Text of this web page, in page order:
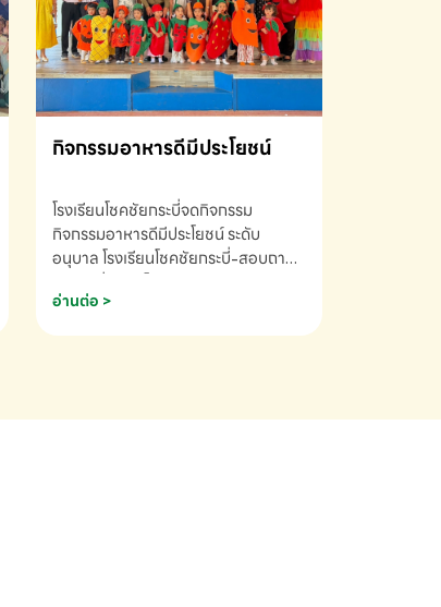
กิจกรรมอาหารดีมีประโยชน์
โรงเรียนโชคชัยกระบี่จดกิจกรรม
กิจกรรมอาหารดีมีประโยชน์ ระดับ
อนุบาล โรงเรียนโชคชัยกระบี่-สอบถาม
อ่านต่อ >